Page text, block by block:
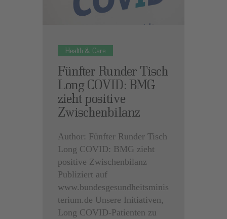
Health & Care
Fünfter Runder Tisch
Long COVID: BMG
zieht positive
Zwischenbilanz
Author: Fünfter Runder Tisch
Long COVID: BMG zieht
positive Zwischenbilanz
Publiziert auf
www.bundesgesundheitsminis
terium.de Unsere Initiativen,
Long COVID-Patienten zu